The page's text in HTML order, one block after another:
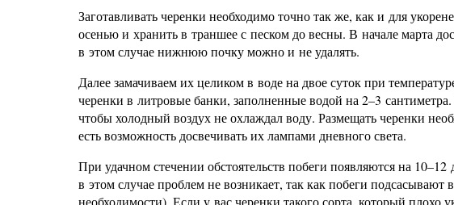
Заготавливать черенки необходимо точно так же, как и для
осенью и хранить в траншее с песком до весны. В начале марта
в этом случае нижнюю почку можно и не удалять.
Далее замачиваем их целиком в воде на двое суток при
черенки в литровые банки, заполненные водой на 2–3
чтобы холодный воздух не охлаждал воду. Размещать черенки
есть возможность досвечивать их лампами дневного света.
При удачном стечении обстоятельств побеги появляются на
в этом случае проблем не возникает, так как побеги
необходимости). Если у вас черенки такого сорта, который плохо